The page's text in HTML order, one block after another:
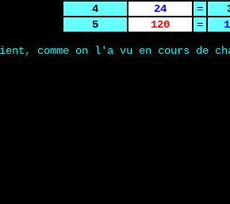
4
24 =
5
120 =
comme on l'a vu en cours de